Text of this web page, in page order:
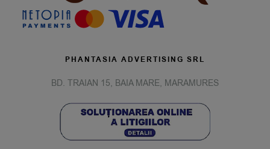
PHANTASIA ADVERTISING SRL
BD. TRAIAN 15, BAIA MARE, MARAMURES